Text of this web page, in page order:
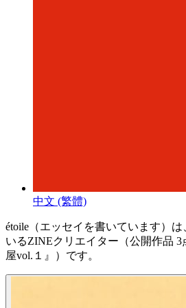
中文 (繁體)
étoile（エッセイを書いています）は
いるZINEクリエイター（公開作品
屋vol.１』）です。